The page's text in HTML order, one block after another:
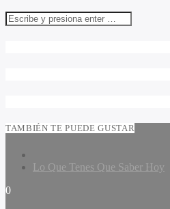
TAMBIÉN TE PUEDE GUSTAR
Lo Que Tenes Que Saber Hoy
0